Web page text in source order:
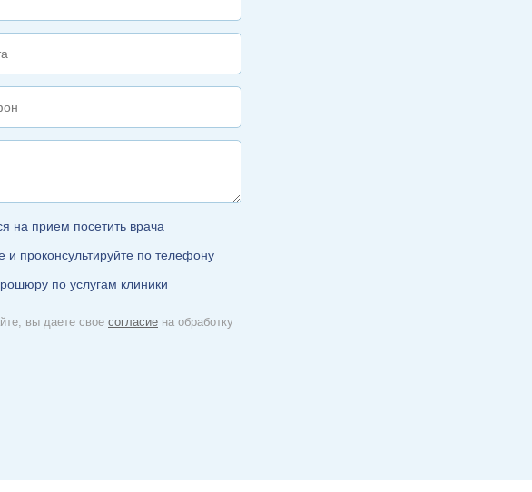
на прием посетить врача
и проконсультируйте по телефону
по услугам клиники
вы даете свое согласие на обработку